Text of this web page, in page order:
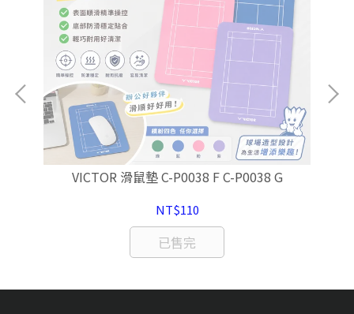
VICTOR 滑鼠墊 C-P0038 F C-P0038 G
NT$110
已售完